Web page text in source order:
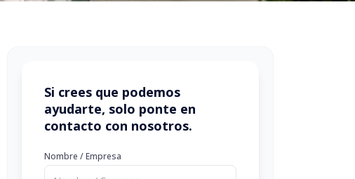
Si crees que podemos
ayudarte, solo ponte en
contacto con nosotros.
Nombre / Empresa